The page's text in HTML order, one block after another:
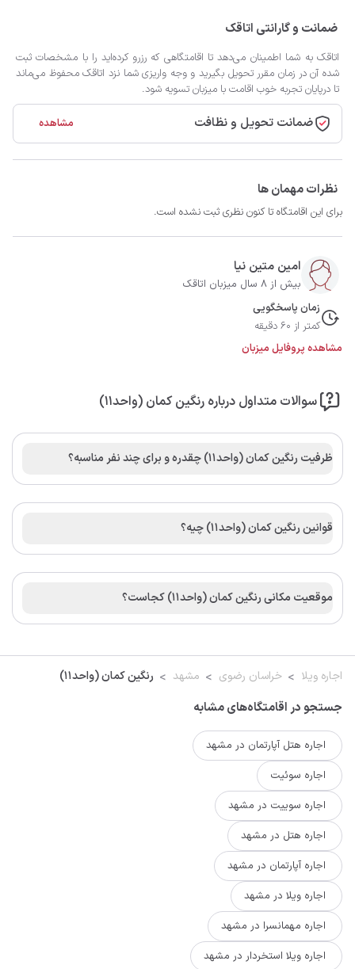
ضمانت و گارانتی اتاقک
اتاقک به شما اطمینان می‌دهد تا اقامتگاهی که رزرو کرده‌اید را با مشخصات ثبت
شده آن در زمان مقرر تحویل بگیرید و وجه واریزی شما نزد اتاقک محفوظ می‌ماند
تا درپایان تجربه خوب اقامت با میزبان تسویه شود.
ضمانت تحویل و نظافت مشاهده
نظرات مهمان ها
برای این اقامتگاه تا کنون نظری ثبت نشده است.
امین متین نیا
بیش از 8 سال میزبان اتاقک
زمان پاسخگویی
کمتر از 60 دقیقه
مشاهده پروفایل میزبان
سوالات متداول درباره رنگین کمان (واحد۱۱)
ظرفیت رنگین کمان (واحد۱۱) چقدره و برای چند نفر مناسبه؟
قوانین رنگین کمان (واحد۱۱) چیه؟
موقعیت مکانی رنگین کمان (واحد۱۱) کجاست؟
اجاره ویلا خراسان رضوی مشهد رنگین کمان (واحد۱۱)
جستجو در اقامتگاه‌های مشابه
اجاره هتل آپارتمان در مشهد
اجاره سوئیت
اجاره سوییت در مشهد
اجاره هتل در مشهد
اجاره آپارتمان در مشهد
اجاره ویلا در مشهد
اجاره مهمانسرا در مشهد
اجاره ویلا استخردار در مشهد